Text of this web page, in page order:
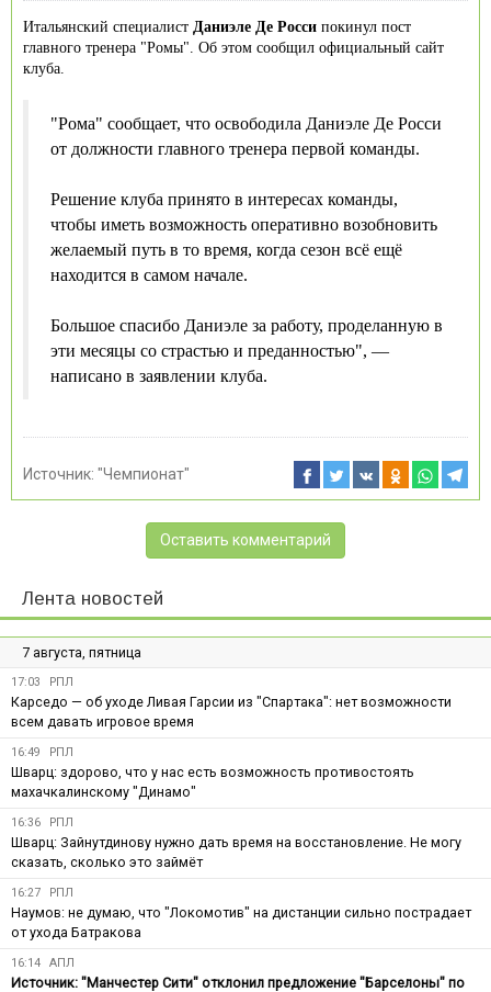
Итальянский специалист Даниэле Де Росси покинул пост
главного тренера "Ромы". Об этом сообщил официальный сайт
клуба.
"Рома" сообщает, что освободила Даниэле Де Росси
от должности главного тренера первой команды.
Решение клуба принято в интересах команды,
чтобы иметь возможность оперативно возобновить
желаемый путь в то время, когда сезон всё ещё
находится в самом начале.
Большое спасибо Даниэле за работу, проделанную в
эти месяцы со страстью и преданностью", —
написано в заявлении клуба.
Источник: "Чемпионат"
Оставить комментарий
Лента новостей
7 августа, пятница
17:03 РПЛ
Карседо — об уходе Ливая Гарсии из "Спартака": нет возможности
всем давать игровое время
16:49 РПЛ
Шварц: здорово, что у нас есть возможность противостоять
махачкалинскому "Динамо"
16:36 РПЛ
Шварц: Зайнутдинову нужно дать время на восстановление. Не могу
сказать, сколько это займёт
16:27 РПЛ
Наумов: не думаю, что "Локомотив" на дистанции сильно пострадает
от ухода Батракова
16:14 АПЛ
Источник: "Манчестер Сити" отклонил предложение "Барселоны" по